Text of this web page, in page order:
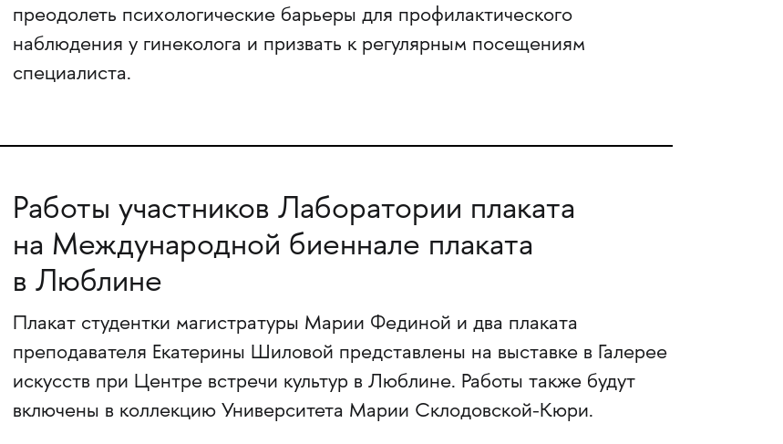
преодолеть психологические барьеры для профилактического
наблюдения у гинеколога и призвать к регулярным посещениям
специалиста.
Работы участников Лаборатории плаката
на Международной биеннале плаката
в Люблине
Плакат студентки магистратуры Марии Фединой и два плаката
преподавателя Екатерины Шиловой представлены на выставке в Галерее
искусств при Центре встречи культур в Люблине. Работы также будут
включены в коллекцию Университета Марии Склодовской-Кюри.